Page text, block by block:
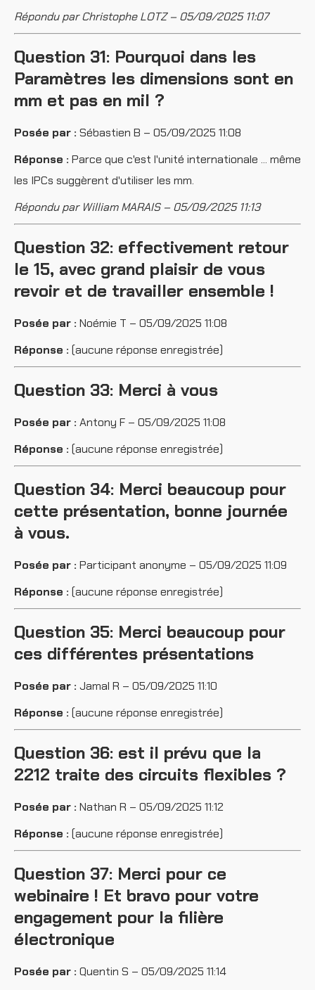
Répondu par Christophe LOTZ – 05/09/2025 11:07
Question 31: Pourquoi dans les
Paramètres les dimensions sont en
mm et pas en mil ?
Posée par : Sébastien B – 05/09/2025 11:08
Réponse : Parce que c'est l'unité internationale ... même
les IPCs suggèrent d'utiliser les mm.
Répondu par William MARAIS – 05/09/2025 11:13
Question 32: effectivement retour
le 15, avec grand plaisir de vous
revoir et de travailler ensemble !
Posée par : Noémie T – 05/09/2025 11:08
Réponse : (aucune réponse enregistrée)
Question 33: Merci à vous
Posée par : Antony F – 05/09/2025 11:08
Réponse : (aucune réponse enregistrée)
Question 34: Merci beaucoup pour
cette présentation, bonne journée
à vous.
Posée par : Participant anonyme – 05/09/2025 11:09
Réponse : (aucune réponse enregistrée)
Question 35: Merci beaucoup pour
ces différentes présentations
Posée par : Jamal R – 05/09/2025 11:10
Réponse : (aucune réponse enregistrée)
Question 36: est il prévu que la
2212 traite des circuits flexibles ?
Posée par : Nathan R – 05/09/2025 11:12
Réponse : (aucune réponse enregistrée)
Question 37: Merci pour ce
webinaire ! Et bravo pour votre
engagement pour la filière
électronique
Posée par : Quentin S – 05/09/2025 11:14